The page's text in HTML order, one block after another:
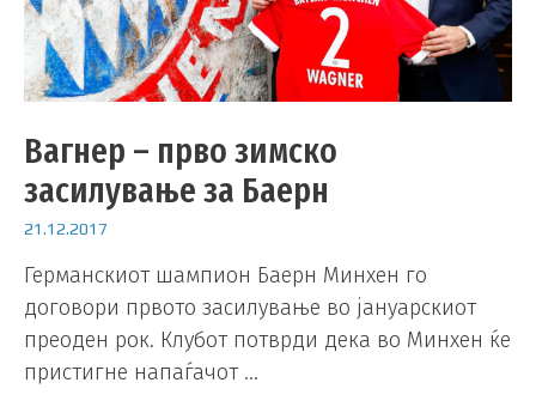
Вагнер – прво зимско
засилување за Баерн
21.12.2017
Германскиот шампион Баерн Минхен го
договори првото засилување во јануарскиот
преоден рок. Клубот потврди дека во Минхен ќе
пристигне напаѓачот …